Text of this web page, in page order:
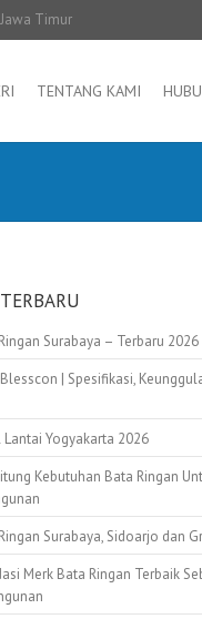
Timur
TENTANG KAMI
Surabaya – Terbaru 2026
| Spesifikasi,
Lantai Yogyakarta 2026
Kebutuhan Bata Ringan
Surabaya, Sidoarjo dan
Merk Bata Ringan Terbaik